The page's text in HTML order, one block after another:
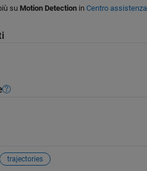
su Motion Detectionin Centro assistenza
trajectories